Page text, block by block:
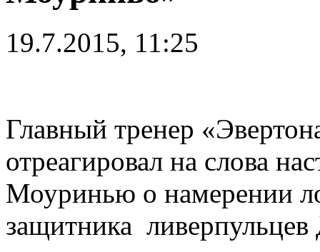
19.7.2015, 11:25
Главный тренер
отреагировал на слова
Моуринью о намерении
защитника